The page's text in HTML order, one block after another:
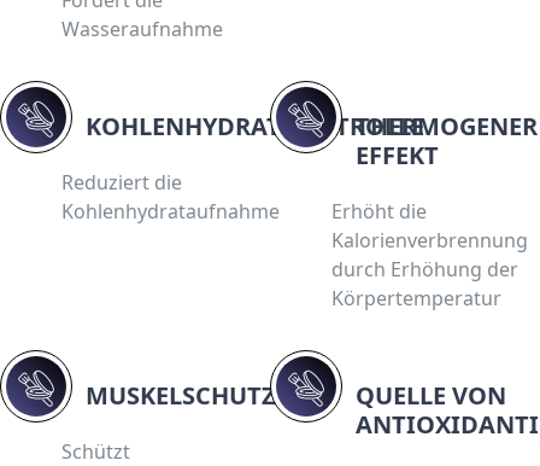
Wasseraufnahme
KOHLENHYDRATKONTROLLE
Reduziert die
Kohlenhydrataufnahme
THERMOGENER
EFFEKT
Erhöht die
Kalorienverbrennung
durch Erhöhung der
Körpertemperatur
MUSKELSCHUTZ
Schützt
QUELLE VON